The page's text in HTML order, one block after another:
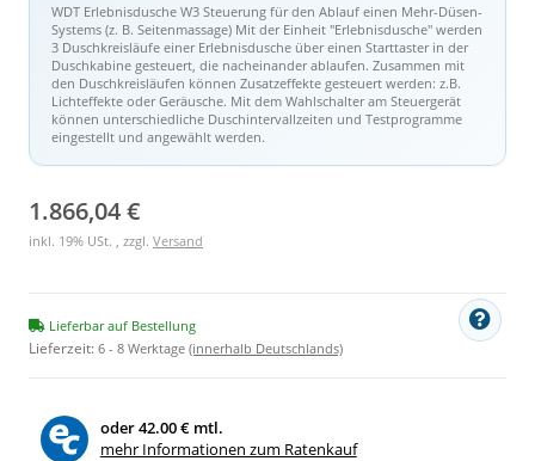
WDT Erlebnisdusche W3 Steuerung für den Ablauf einen Mehr-Düsen-
Systems (z. B. Seitenmassage) Mit der Einheit "Erlebnisdusche" werden
3 Duschkreisläufe einer Erlebnisdusche über einen Starttaster in der
Duschkabine gesteuert, die nacheinander ablaufen. Zusammen mit
den Duschkreisläufen können Zusatzeffekte gesteuert werden: z.B.
Lichteffekte oder Geräusche. Mit dem Wahlschalter am Steuergerät
können unterschiedliche Duschintervallzeiten und Testprogramme
eingestellt und angewählt werden.
1.866,04 €
inkl. 19% USt. , zzgl. Versand
Lieferbar auf Bestellung
Lieferzeit: 6 - 8 Werktage (innerhalb Deutschlands)
oder42.00 € mtl.
mehr Informationen zum Ratenkauf